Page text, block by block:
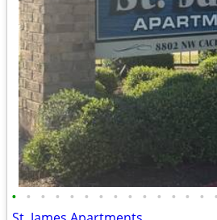
• • • • • • • • • • • • • • •